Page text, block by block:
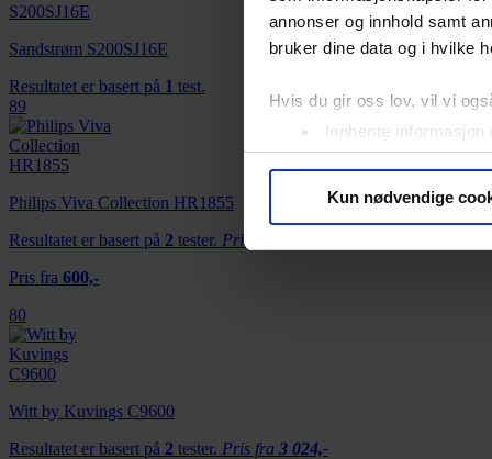
annonser og innhold samt
bruker dine data og i hvilke
Hvis du gir oss lov, vil vi
Innhente
Identifisere enheten
mer info kan du lese
Kun nødvendige
Sandstrøm S200SJ16E
Resultatet er basert på 1 test.
89
Philips Viva Collection HR1855
Resultatet er basert på 2 tester. Pris fra
Pris fra 600,-
80
Witt by Kuvings C9600
Resultatet er basert på 2 tester. Pris fra 3 024,-